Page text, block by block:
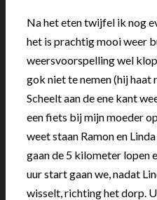
Na het eten twijfel ik nog
het is prachtig mooi weer
weersvoorspelling wel
gok niet te nemen (hij haat
Scheelt aan de ene kant
een fiets bij mijn moeder
weet staan Ramon en
gaan de 5 kilometer lopen
uur start gaan we, nadat
wisselt, richting het dorp.